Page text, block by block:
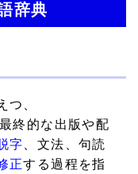
辞典
つ、
終的な出版や配
字 、文法、句読
正する過程を指